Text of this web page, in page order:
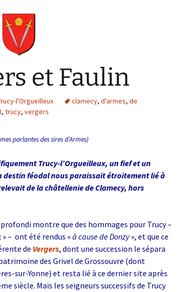
et Faulin
l'Orgueilleux clamecy, d'armes, de
, trucy, vergers
parlantes des sires d’Armes)
Trucy-l’Orgueilleux, un fief et un
féodal nous paraissait étroitement lié à
de la châtellenie de Clamecy, hors
montre que des hommages pour Trucy –
– ont été rendus « à cause de Donzy», et que ce
de Vergers, dont une succession le sépara
des Grivel de Grossouvre (dont
sur-Yonne) et resta lié à ce dernier site après
siècle. Mais les seigneurs successifs de Trucy